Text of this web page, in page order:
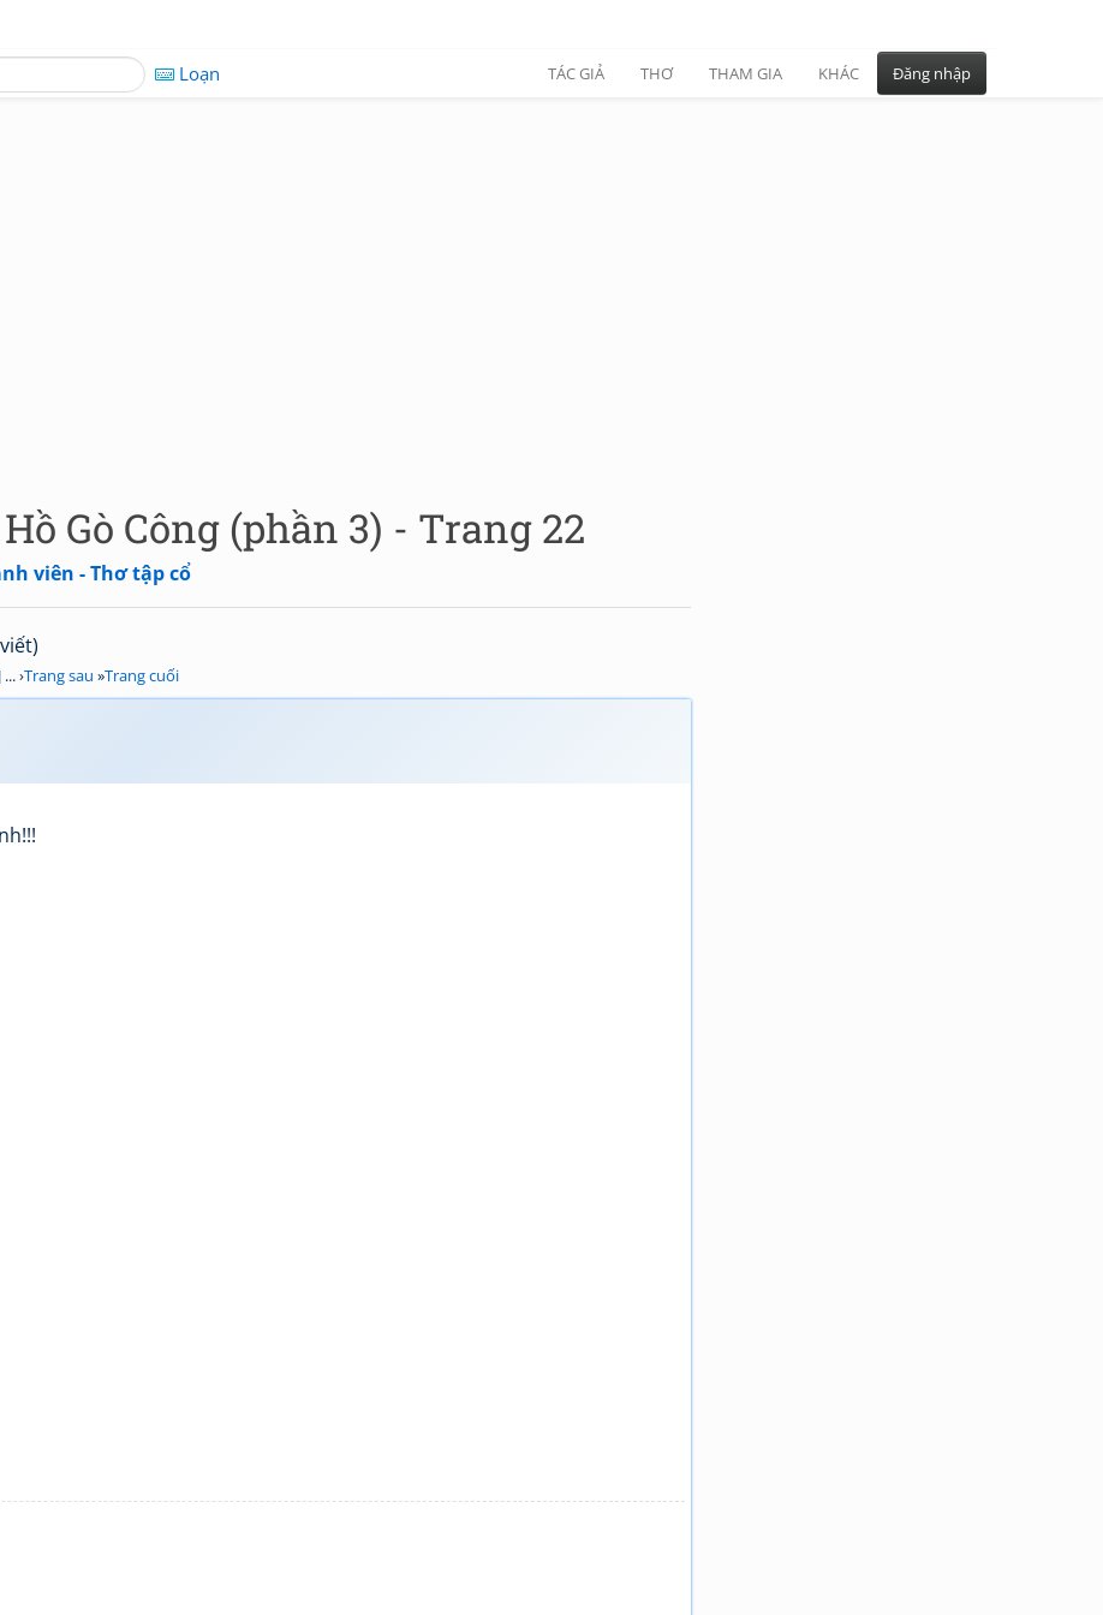
Loạn TÁC GIẢ THƠ THAM GIA KHÁC Đăng nhập
Gò Công (phần 3) - Trang 22
viên - Thơ tập cổ
... ›Trang sau »Trang cuối